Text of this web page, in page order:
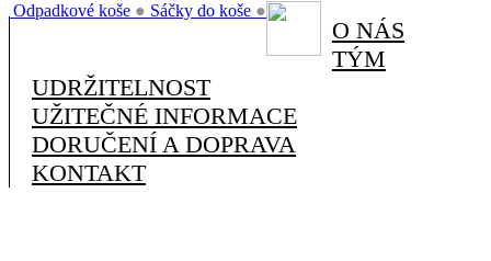
Odpadkové koše ● Sáčky do koše ●
O NÁS
TÝM
UDRŽITELNOST
UŽITEČNÉ INFORMACE
DORUČENÍ A DOPRAVA
KONTAKT